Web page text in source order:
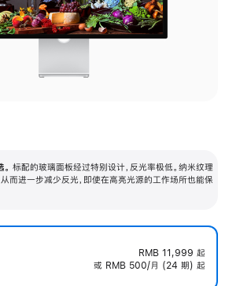
标配的玻璃面板经过特别设计，反光率极低。纳米纹理
而进一步减少反光，即使在高亮光源的工作场所也能保
RMB 11,999 起
或 RMB 500/月 (24 期) 起